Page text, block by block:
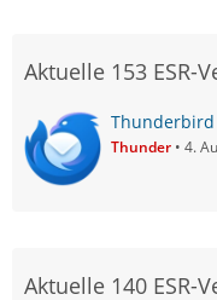
Aktuelle 153 ESR-
Thunderbird
Thunder 4.
Aktuelle 140 ESR-